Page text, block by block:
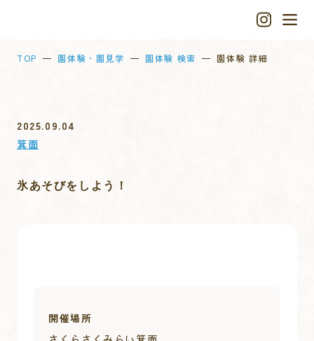
TOP 園体験・園見学 園体験 検索 園体験 詳細
2025.09.04
箕面
氷あそびをしよう！
開催場所